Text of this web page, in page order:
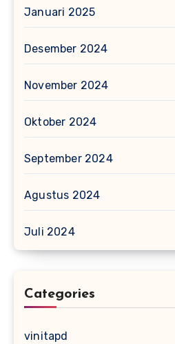
Januari 2025
Desember 2024
November 2024
Oktober 2024
September 2024
Agustus 2024
Juli 2024
Categories
vinitapd